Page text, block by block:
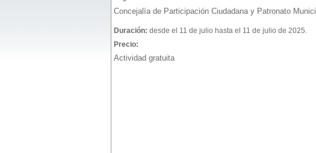
Concejalía de Participación Ciudadana y Patronato
Duración: desde el 11 de julio hasta el 11 de julio de 2025.
Precio:
Actividad gratuita